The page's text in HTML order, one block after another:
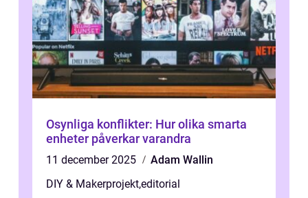
Osynliga konflikter: Hur olika smarta
enheter påverkar varandra
11 december 2025
Adam Wallin
DIY & Makerprojekt,editorial